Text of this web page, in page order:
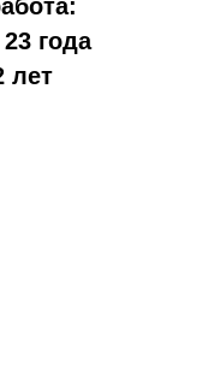
года
лет